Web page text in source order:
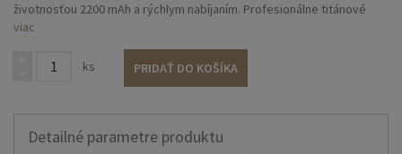
životnosťou 2200 mAh a rýchlym nabíjaním. Profesionálne titánové
čepele prvotriednej kvality s diamantovou úpravou poskytujú ostrý a
Vlastnosti:
viac
ks PRIDAŤ DO KOŠÍKA
Detailné parametre produktu